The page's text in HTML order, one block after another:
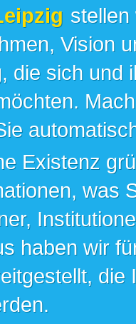
Vision
die sich und
Existenz
was
haben wir